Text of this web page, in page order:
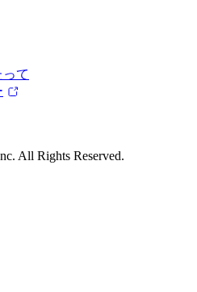
て
All Rights Reserved.